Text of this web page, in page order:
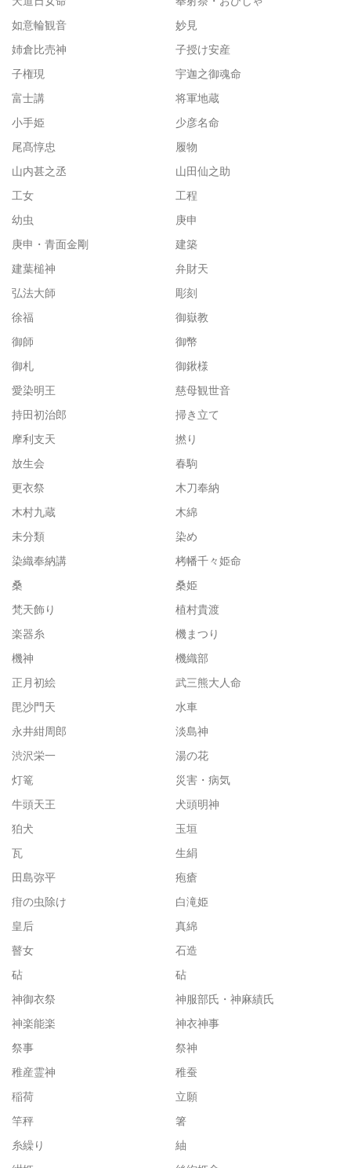
如意輪観音
妙見
姉倉比売神
子授け安産
子権現
宇迦之御魂命
富士講
将軍地蔵
小手姫
少彦名命
尾髙惇忠
履物
山内甚之丞
山田仙之助
工女
工程
幼虫
庚申
庚申・青面金剛
建築
建葉槌神
弁財天
弘法大師
彫刻
徐福
御嶽教
御師
御幣
御札
御鍬様
愛染明王
慈母観世音
持田初治郎
掃き立て
摩利支天
撚り
放生会
春駒
更衣祭
木刀奉納
木村九蔵
木綿
未分類
染め
染織奉納講
栲幡千々姫命
桑
桑姫
梵天飾り
植村貴渡
楽器糸
機まつり
機神
機織部
正月初絵
武三熊大人命
毘沙門天
水車
永井紺周郎
淡島神
渋沢栄一
湯の花
灯篭
災害・病気
牛頭天王
犬頭明神
狛犬
玉垣
瓦
生絹
田島弥平
疱瘡
疳の虫除け
白滝姫
皇后
真綿
瞽女
石造
砧
砧
神御衣祭
神服部氏・神麻績氏
神楽能楽
神衣神事
祭事
祭神
稚産霊神
稚蚕
稲荷
立願
竿秤
箸
糸繰り
紬